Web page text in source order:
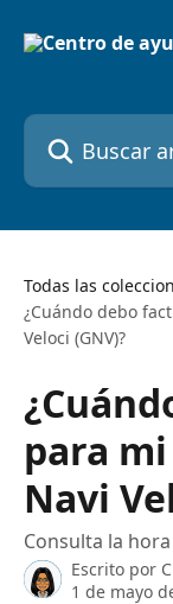
Buscar artículos...
Todas las
¿Cuándo debo
Veloci (GNV)?
para
Navi
Consulta la
Escrito por
1 de mayo